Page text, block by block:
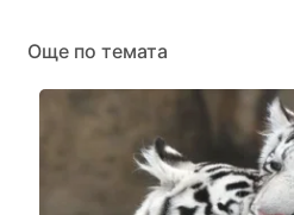
Още по темата